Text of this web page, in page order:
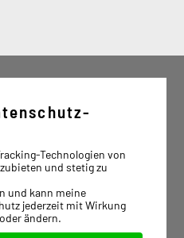
Technologien von
und stetig zu
und kann meine
jederzeit mit Wirkung
ändern.